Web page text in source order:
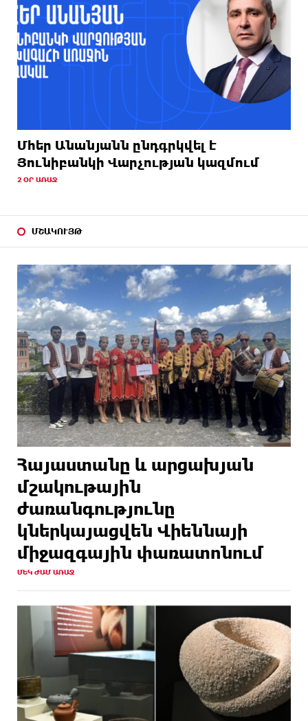
Մհեր Անանյանն ընդգրկվել է
Յունիբանկի Վարչության կազմում
2 ՕՐ ԱՌԱՋ
ՄՇԱԿՈՒՅԹ
Հայաստանը և արցախյան
մշակութային
ժառանգությունը
կներկայացվեն Վիեննայի
միջազգային փառատոնում
ՄԵԿ ԺԱՄ ԱՌԱՋ